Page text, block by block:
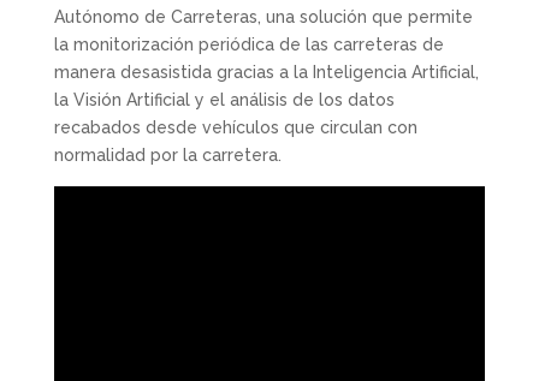
Autónomo de Carreteras, una solución que permite
la monitorización periódica de las carreteras de
manera desasistida gracias a la Inteligencia Artificial,
la Visión Artificial y el análisis de los datos
recabados desde vehículos que circulan con
normalidad por la carretera.